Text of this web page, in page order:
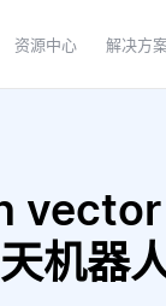
资源中心 解决方
机器